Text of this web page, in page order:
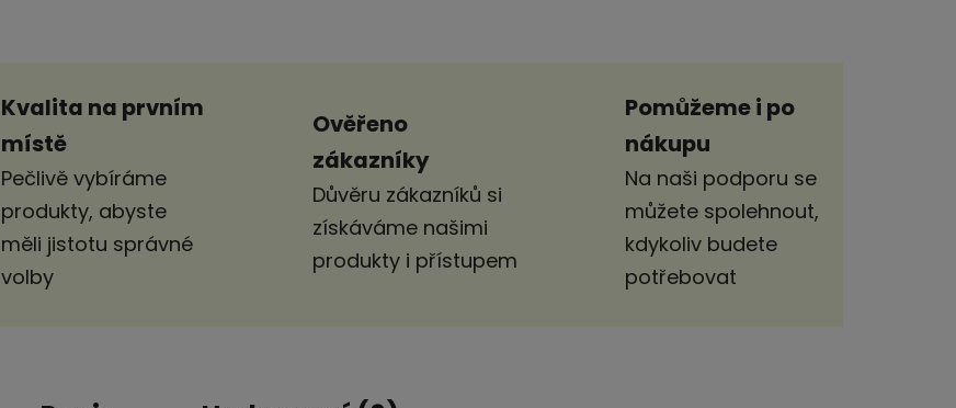
Kvalita na prvním
místě
Pečlivě vybíráme
produkty, abyste
měli jistotu správné
volby
Ověřeno
zákazníky
Důvěru zákazníků si
získáváme našimi
produkty i přístupem
Pomůžeme i po
nákupu
Na naši podporu se
můžete spolehnout,
kdykoliv budete
potřebovat